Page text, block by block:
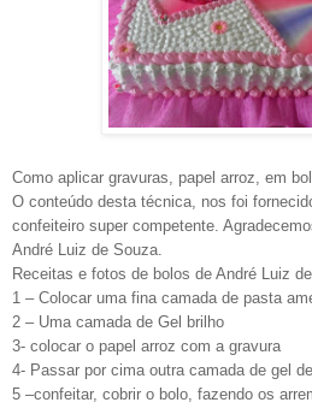
Como aplicar gravuras, papel arroz, em
O conteúdo desta técnica, nos foi
confeiteiro super competente.
André Luiz de Souza.
Receitas e fotos de bolos de André Luiz
1 – Colocar uma fina camada de pasta
2 – Uma camada de Gel brilho
3- colocar o papel arroz com a gravura
4- Passar por cima outra camada de gel
5 –confeitar, cobrir o bolo, fazendo os